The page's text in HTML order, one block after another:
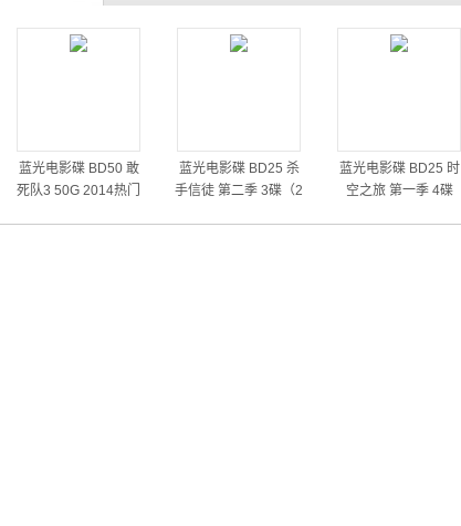
蓝光电影碟 BD50 敢
死队3 50G 2014热门
蓝光电影碟 BD25 杀
手信徒 第二季 3碟（2
蓝光电影碟 BD25 时
空之旅 第一季 4碟